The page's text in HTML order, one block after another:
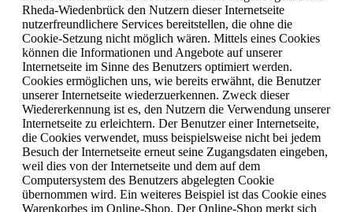
Rheda-Wiedenbrück den Nutzern dieser Internetseite
nutzerfreundlichere Services bereitstellen, die ohne die
Cookie-Setzung nicht möglich wären. Mittels eines Cookies
können die Informationen und Angebote auf unserer
Internetseite im Sinne des Benutzers optimiert werden.
Cookies ermöglichen uns, wie bereits erwähnt, die Benutzer
unserer Internetseite wiederzuerkennen. Zweck dieser
Wiedererkennung ist es, den Nutzern die Verwendung unserer
Internetseite zu erleichtern. Der Benutzer einer Internetseite,
die Cookies verwendet, muss beispielsweise nicht bei jedem
Besuch der Internetseite erneut seine Zugangsdaten eingeben,
weil dies von der Internetseite und dem auf dem
Computersystem des Benutzers abgelegten Cookie
übernommen wird. Ein weiteres Beispiel ist das Cookie eines
Warenkorbes im Online-Shop. Der Online-Shop merkt sich